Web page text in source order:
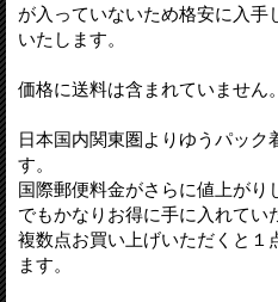
が入っていないため格安に入手
いたします。
価格に送料は含まれていません。
日本国内関東圏よりゆうパック
す。
国際郵便料金がさらに値上がり
でもかなりお得に手に入れてい
複数点お買い上げいただくと１
ます。